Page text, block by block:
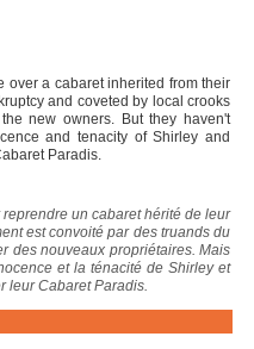
over a cabaret inherited from their
and coveted by local crooks
new owners. But they haven't
and tenacity of Shirley and
Paradis.
un cabaret hérité de leur
est convoité par des truands du
des nouveaux propriétaires. Mais
et la ténacité de Shirley et
leur Cabaret Paradis.